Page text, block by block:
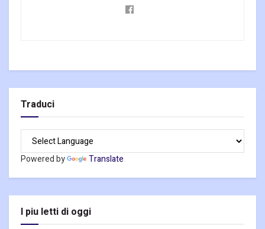
Traduci
Powered by Translate
I piu letti di oggi